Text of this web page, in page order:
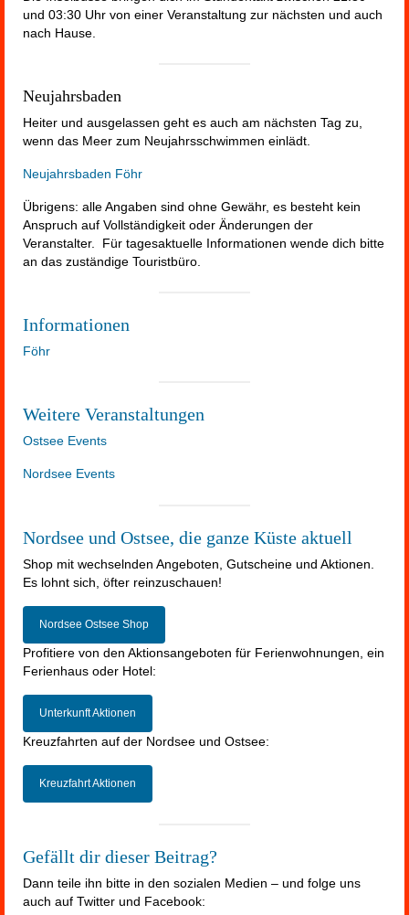
und 03:30 Uhr von einer Veranstaltung zur nächsten und auch
nach Hause.
Neujahrsbaden
Heiter und ausgelassen geht es auch am nächsten Tag zu,
wenn das Meer zum Neujahrsschwimmen einlädt.
Neujahrsbaden Föhr
Übrigens: alle Angaben sind ohne Gewähr, es besteht kein
Anspruch auf Vollständigkeit oder Änderungen der
Veranstalter. Für tagesaktuelle Informationen wende dich bitte
an das zuständige Touristbüro.
Informationen
Föhr
Weitere Veranstaltungen
Ostsee Events
Nordsee Events
Nordsee und Ostsee, die ganze Küste aktuell
Shop mit wechselnden Angeboten, Gutscheine und Aktionen.
Es lohnt sich, öfter reinzuschauen!
Nordsee Ostsee Shop
Profitiere von den Aktionsangeboten für Ferienwohnungen, ein
Ferienhaus oder Hotel:
Unterkunft Aktionen
Kreuzfahrten auf der Nordsee und Ostsee:
Kreuzfahrt Aktionen
Gefällt dir dieser Beitrag?
Dann teile ihn bitte in den sozialen Medien – und folge uns
auch auf Twitter und Facebook: